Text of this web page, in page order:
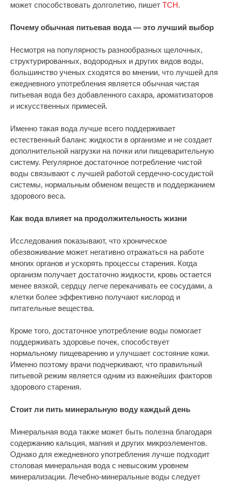
может способствовать долголетию, пишет ТСН.
Почему обычная питьевая вода — это лучший выбор
Несмотря на популярность разнообразных щелочных,
структурированных, водородных и других видов воды,
большинство ученых сходятся во мнении, что лучшей для
ежедневного употребления является обычная чистая
питьевая вода без добавленного сахара, ароматизаторов
и искусственных примесей.
Именно такая вода лучше всего поддерживает
естественный баланс жидкости в организме и не создает
дополнительной нагрузки на почки или пищеварительную
систему. Регулярное достаточное потребление чистой
воды связывают с лучшей работой сердечно-сосудистой
системы, нормальным обменом веществ и поддержанием
здорового веса.
Как вода влияет на продолжительность жизни
Исследования показывают, что хроническое
обезвоживание может негативно отражаться на работе
многих органов и ускорять процессы старения. Когда
организм получает достаточно жидкости, кровь остается
менее вязкой, сердцу легче перекачивать ее сосудами, а
клетки более эффективно получают кислород и
питательные вещества.
Кроме того, достаточное употребление воды помогает
поддерживать здоровье почек, способствует
нормальному пищеварению и улучшает состояние кожи.
Именно поэтому врачи подчеркивают, что правильный
питьевой режим является одним из важнейших факторов
здорового старения.
Стоит ли пить минеральную воду каждый день
Минеральная вода также может быть полезна благодаря
содержанию кальция, магния и других микроэлементов.
Однако для ежедневного употребления лучше подходит
столовая минеральная вода с невысоким уровнем
минерализации. Лечебно-минеральные воды следует